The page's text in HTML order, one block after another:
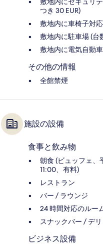
つき 30 EUR)
敷地内に車椅子対
敷地内に駐車場 (台
敷地内に電気自動
その他の情報
全館禁煙
施設の設備
食事と飲み物
朝食 (ビュッフェ、
11:00、有料)
レストラン
バー / ラウンジ
24 時間対応のルー
スナックバー / デリ
ビジネス設備